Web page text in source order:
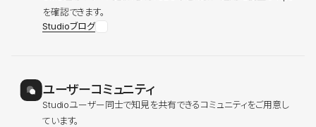
を確認できます。
Studioブログ
ユーザーコミュニティ
Studioユーザー同士で知見を共有できるコミュニティをご用意し
ています。